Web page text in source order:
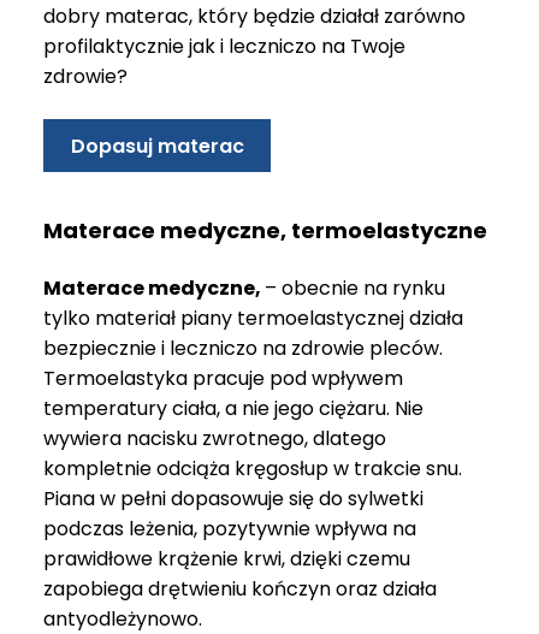
dobry materac, który będzie działał zarówno
profilaktycznie jak i leczniczo na Twoje
zdrowie?
Dopasuj materac
Materace medyczne, termoelastyczne
Materace medyczne, – obecnie na rynku
tylko materiał piany termoelastycznej działa
bezpiecznie i leczniczo na zdrowie pleców.
Termoelastyka pracuje pod wpływem
temperatury ciała, a nie jego ciężaru. Nie
wywiera nacisku zwrotnego, dlatego
kompletnie odciąża kręgosłup w trakcie snu.
Piana w pełni dopasowuje się do sylwetki
podczas leżenia, pozytywnie wpływa na
prawidłowe krążenie krwi, dzięki czemu
zapobiega drętwieniu kończyn oraz działa
antyodleżynowo.